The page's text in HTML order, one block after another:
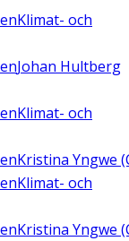
Klimat- och
Johan Hultberg
Klimat- och
Kristina Yngwe
Klimat- och
Kristina Yngwe